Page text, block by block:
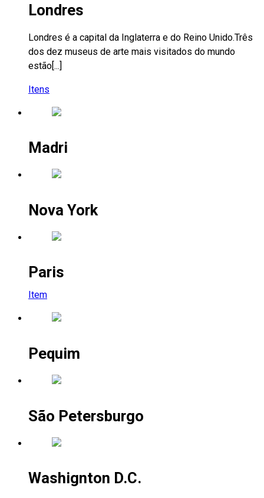
Londres
Londres é a capital da Inglaterra e do Reino Unido.Três
dos dez museus de arte mais visitados do mundo
estão[...]
Itens
Madri
Nova York
Paris
Item
Pequim
São Petersburgo
Washignton D.C.